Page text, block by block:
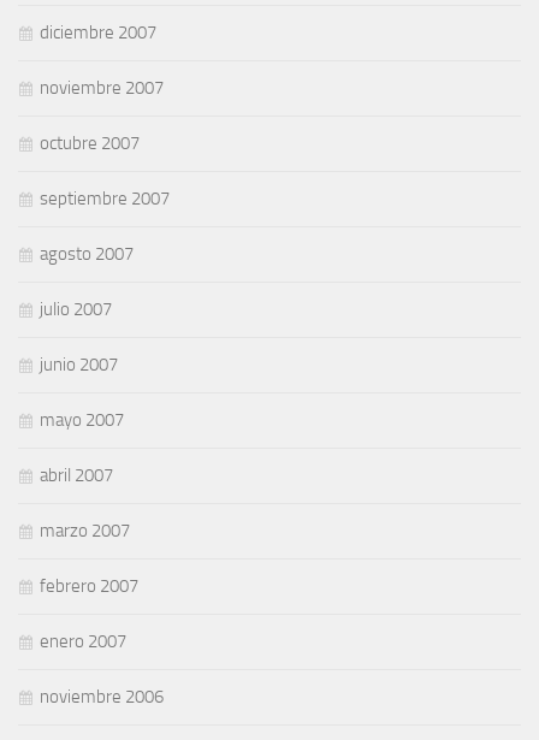
diciembre 2007
noviembre 2007
octubre 2007
septiembre 2007
agosto 2007
julio 2007
junio 2007
mayo 2007
abril 2007
marzo 2007
febrero 2007
enero 2007
noviembre 2006